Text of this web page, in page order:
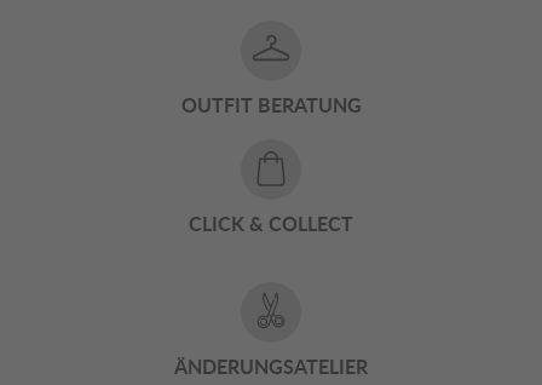
OUTFIT BERATUNG
CLICK & COLLECT
ÄNDERUNGSATELIER